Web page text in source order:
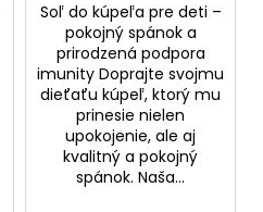
Soľ do kúpeľa pre deti –
pokojný spánok a
prirodzená podpora
imunity Doprajte svojmu
dieťaťu kúpeľ, ktorý mu
prinesie nielen
upokojenie, ale aj
kvalitný a pokojný
spánok. Naša...